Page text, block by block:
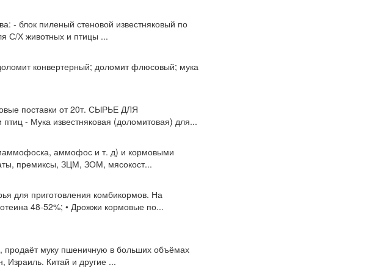
- блок пиленый стеновой известняковый по
С/Х животных и птицы ...
конвертерный; доломит флюсовый; мука
поставки от 20т. СЫРЬЕ ДЛЯ
- Мука известняковая (доломитовая) для...
аммофос и т. д) и кормовыми
премиксы, ЗЦМ, ЗОМ, мясокост...
для приготовления комбикормов. На
48-52%; • Дрожжи кормовые по...
продаёт муку пшеничную в больших объёмах
Израиль. Китай и другие ...